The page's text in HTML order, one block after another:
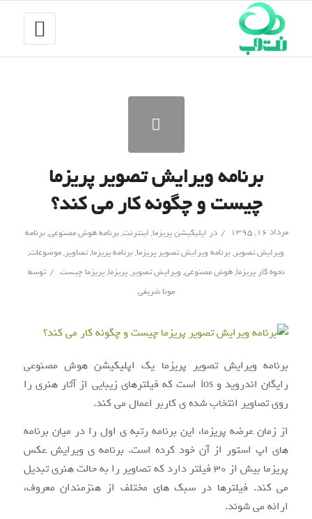
برنامه ویرایش تصویر پریزما
چیست و چگونه کار می کند؟
مرداد ۱۶, ۱۳۹۵ / در اپلیکیشن پریزما, اینترنت,برنامه هوش مصنوعی,برنامه
ویرایش تصویر,برنامه ویرایش تصویر پریزما,برنامه پریزما,تصاویر,موضوعات,
نحوه کار پریزما,هوش مصنوعی, ویرایش تصویر,پریزما,پریزما چیست / توسط
مونا شریفی
برنامه ویرایش تصویر پریزما یک اپلیکیشن هوش مصنوعی
رایگان اندروید و ios است که فیلترهای زیبایی از آثار هنری را
روی تصاویر انتخاب شده ی کاربر اعمال می کند.
از زمان عرضه پریزما، این برنامه رتبه ی اول را در میان برنامه
های اپ استور از آن خود کرده است. برنامه ی ویرایش عکس
پریزما بیش از ۳۰ فیلتر دارد که تصاویر را به حالت هنری تبدیل
می کند. فیلترها در سبک های مختلف از هنزمندان معروف،
ارائه می شوند.